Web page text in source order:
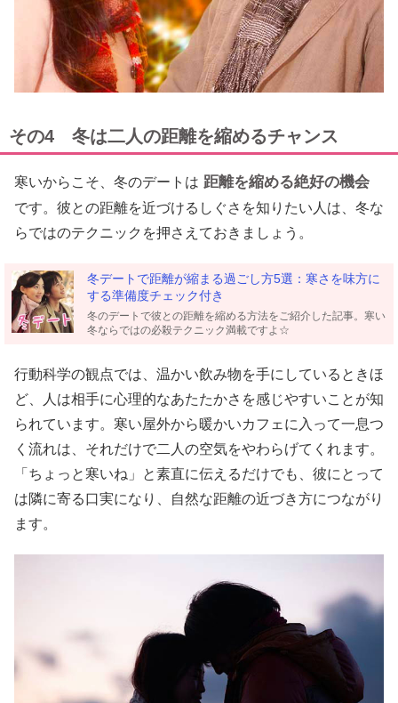
その4 冬は二人の距離を縮めるチャンス
寒いからこそ、冬のデートは 距離を縮める絶好の機会
です。彼との距離を近づけるしぐさを知りたい人は、冬な
らではのテクニックを押さえておきましょう。
冬デートで距離が縮まる過ごし方5選：寒さを味方に
する準備度チェック付き
冬のデートで彼との距離を縮める方法をご紹介した記事。寒い
冬ならではの必殺テクニック満載ですよ☆
行動科学の観点では、温かい飲み物を手にしているときほ
ど、人は相手に心理的なあたたかさを感じやすいことが知
られています。寒い屋外から暖かいカフェに入って一息つ
く流れは、それだけで二人の空気をやわらげてくれます。
「ちょっと寒いね」と素直に伝えるだけでも、彼にとって
は隣に寄る口実になり、自然な距離の近づき方につながり
ます。